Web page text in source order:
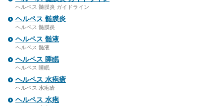
ヘルペス 髄膜炎 ガイドライン
ヘルペス 髄膜炎
ヘルペス 髄膜炎
ヘルペス 髄液
ヘルペス 髄液
ヘルペス 睡眠
ヘルペス 睡眠
ヘルペス 水疱瘡
ヘルペス 水疱瘡
ヘルペス 水疱